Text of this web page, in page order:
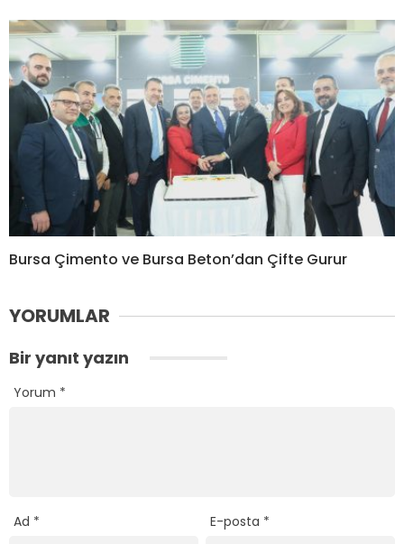
Bursa Çimento ve Bursa Beton’dan Çifte Gurur
YORUMLAR
Bir yanıt yazın
Yorum *
Ad * E-posta *